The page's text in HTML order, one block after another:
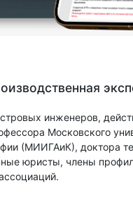
инженеров,
Московского
(МИИГАиК), доктора
юристы, члены